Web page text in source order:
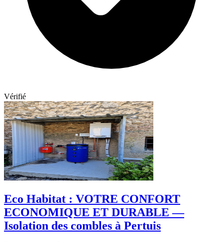
Vérifié
Eco Habitat : VOTRE CONFORT
ECONOMIQUE ET DURABLE —
Isolation des combles à Pertuis